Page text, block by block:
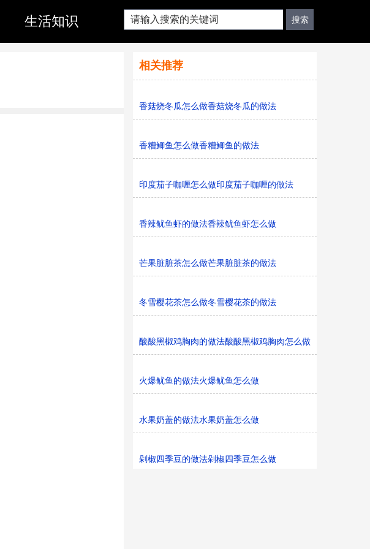
生活知识
相关推荐
香菇烧冬瓜怎么做香菇烧冬瓜的做法
香糟鲫鱼怎么做香糟鲫鱼的做法
印度茄子咖喱怎么做印度茄子咖喱的做法
香辣鱿鱼虾的做法香辣鱿鱼虾怎么做
芒果脏脏茶怎么做芒果脏脏茶的做法
冬雪樱花茶怎么做冬雪樱花茶的做法
酸酸黑椒鸡胸肉的做法酸酸黑椒鸡胸肉怎么做
火爆鱿鱼的做法火爆鱿鱼怎么做
水果奶盖的做法水果奶盖怎么做
剁椒四季豆的做法剁椒四季豆怎么做